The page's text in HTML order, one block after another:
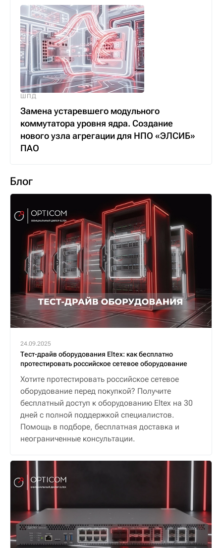
ШПД
Замена устаревшего модульного
коммутатора уровня ядра. Создание
нового узла агрегации для НПО «ЭЛСИБ»
ПАО
Блог
24.09.2025
Тест-драйв оборудования Eltex: как бесплатно
протестировать российское сетевое оборудование
Хотите протестировать российское сетевое
оборудование перед покупкой? Получите
бесплатный доступ к оборудованию Eltex на 30
дней с полной поддержкой специалистов.
Помощь в подборе, бесплатная доставка и
неограниченные консультации.